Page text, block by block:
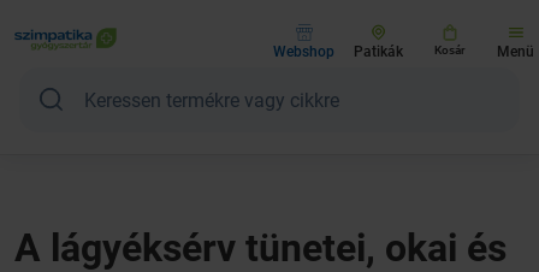
Webshop Patikák Kosár Menü
A lágyéksérv tünetei, okai és